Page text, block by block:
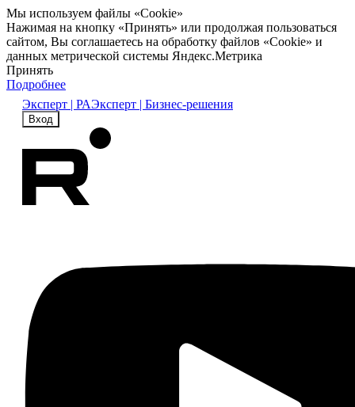
Мы используем файлы «Cookie»
Нажимая на кнопку «Принять» или продолжая пользоваться
сайтом, Вы соглашаетесь на обработку файлов «Cookie» и
данных метрической системы Яндекс.Метрика
Принять
Подробнее
Эксперт | РАЭксперт | Бизнес-решения
Вход